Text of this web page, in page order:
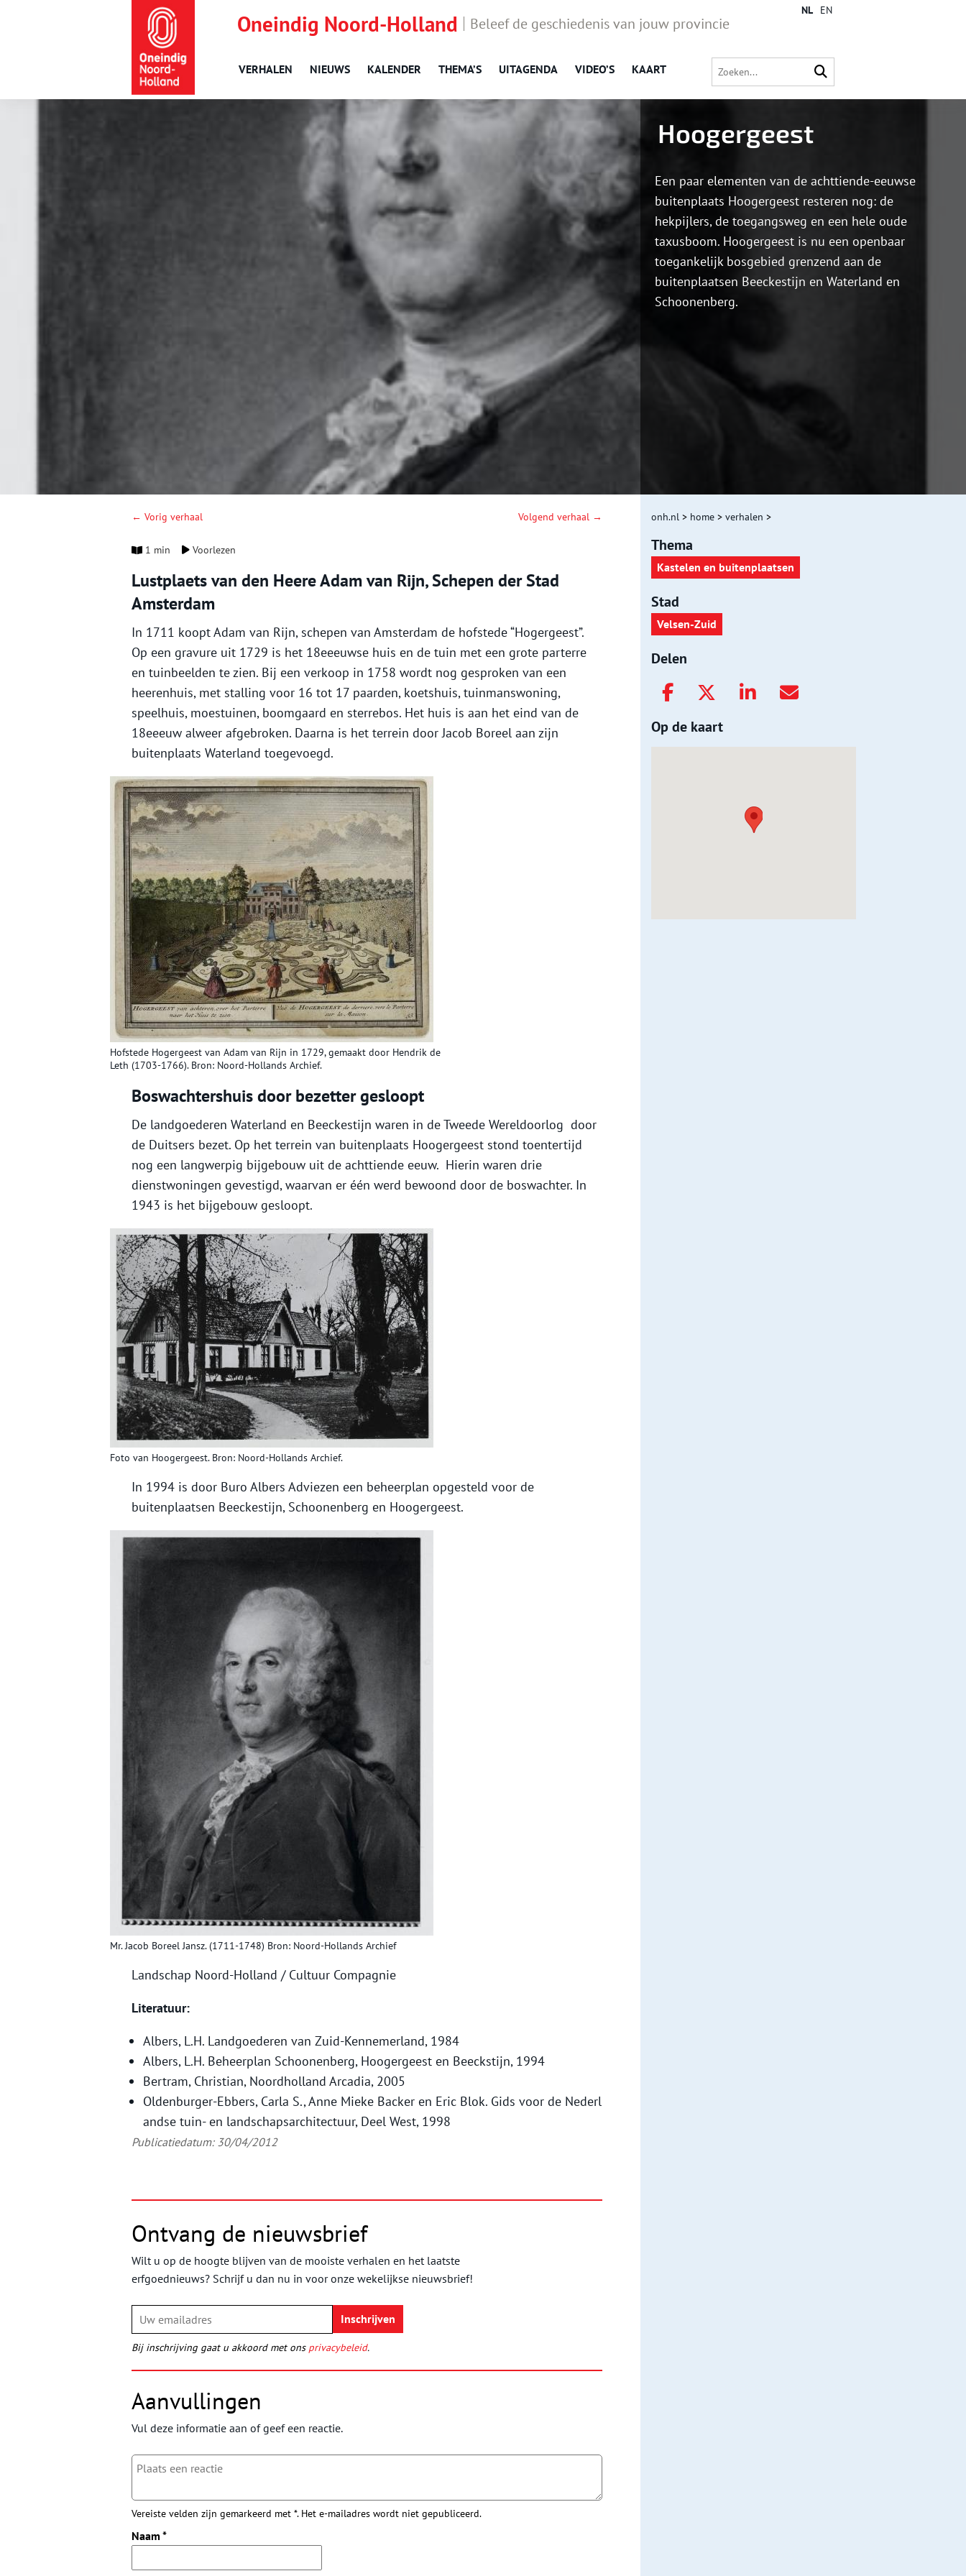
Oneindig Noord-Holland Beleef de geschiedenis van jouw provincie
VERHALEN NIEUWS KALENDER THEMA’S UITAGENDA VIDEO’S KAART
NL EN
Hoogergeest
Een paar elementen van de achttiende-eeuwse
buitenplaats Hoogergeest resteren nog: de
hekpijlers, de toegangsweg en een hele oude
taxusboom. Hoogergeest is nu een openbaar
toegankelijk bosgebied grenzend aan de
buitenplaatsen Beeckestijn en Waterland en
Schoonenberg.
← Vorig verhaal Volgend verhaal →
1 min Voorlezen
Lustplaets van den Heere Adam van Rijn, Schepen der Stad
Amsterdam
In 1711 koopt Adam van Rijn, schepen van Amsterdam de hofstede “Hogergeest”.
Op een gravure uit 1729 is het 18eeeuwse huis en de tuin met een grote parterre
en tuinbeelden te zien. Bij een verkoop in 1758 wordt nog gesproken van een
heerenhuis, met stalling voor 16 tot 17 paarden, koetshuis, tuinmanswoning,
speelhuis, moestuinen, boomgaard en sterrebos. Het huis is aan het eind van de
18eeeuw alweer afgebroken. Daarna is het terrein door Jacob Boreel aan zijn
buitenplaats Waterland toegevoegd.
Hofstede Hogergeest van Adam van Rijn in 1729, gemaakt door Hendrik de
Leth (1703-1766). Bron: Noord-Hollands Archief.
Boswachtershuis door bezetter gesloopt
De landgoederen Waterland en Beeckestijn waren in de Tweede Wereldoorlog door
de Duitsers bezet. Op het terrein van buitenplaats Hoogergeest stond toentertijd
nog een langwerpig bijgebouw uit de achttiende eeuw. Hierin waren drie
dienstwoningen gevestigd, waarvan er één werd bewoond door de boswachter. In
1943 is het bijgebouw gesloopt.
Foto van Hoogergeest. Bron: Noord-Hollands Archief.
In 1994 is door Buro Albers Adviezen een beheerplan opgesteld voor de
buitenplaatsen Beeckestijn, Schoonenberg en Hoogergeest.
Mr. Jacob Boreel Jansz. (1711-1748) Bron: Noord-Hollands Archief
Landschap Noord-Holland / Cultuur Compagnie
Literatuur:
Albers, L.H. Landgoederen van Zuid-Kennemerland, 1984
Albers, L.H. Beheerplan Schoonenberg, Hoogergeest en Beeckstijn, 1994
Bertram, Christian, Noordholland Arcadia, 2005
Oldenburger-Ebbers, Carla S., Anne Mieke Backer en Eric Blok. Gids voor de Nederl
andse tuin- en landschapsarchitectuur, Deel West, 1998
Publicatiedatum: 30/04/2012
Ontvang de nieuwsbrief
Wilt u op de hoogte blijven van de mooiste verhalen en het laatste
erfgoednieuws? Schrijf u dan nu in voor onze wekelijkse nieuwsbrief!
Bij inschrijving gaat u akkoord met ons privacybeleid.
Aanvullingen
Vul deze informatie aan of geef een reactie.
Vereiste velden zijn gemarkeerd met *. Het e-mailadres wordt niet gepubliceerd.
Naam *
onh.nl > home > verhalen >
Thema
Kastelen en buitenplaatsen
Stad
Velsen-Zuid
Delen
Op de kaart